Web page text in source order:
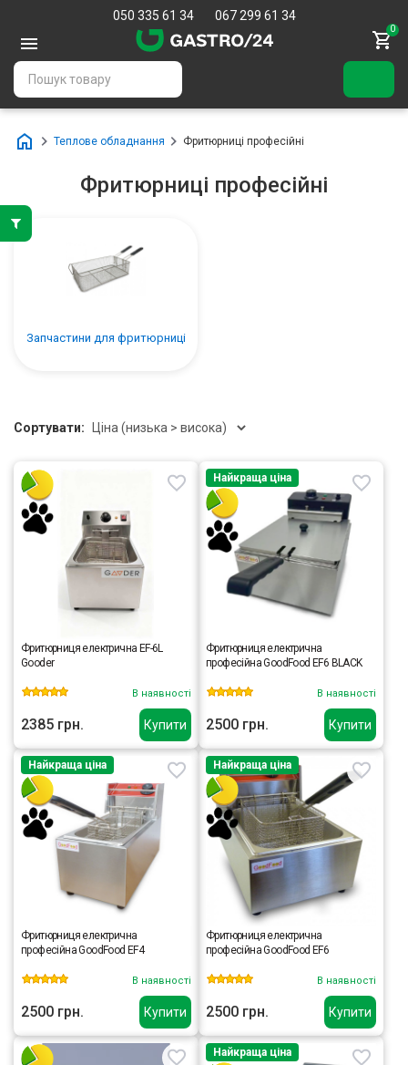
050 335 61 34 067 299 61 34
0
Теплове обладнання Фритюрниці професійні
Фритюрниці професійні
Запчастини для фритюрниці
Сортувати:
Купити
Фритюрниця електрична EF-6L
Gooder
В наявності
2385 грн. Купити
Найкраща ціна
Фритюрниця електрична
професійна GoodFood EF6 BLACK
В наявності
2500 грн.
Купити
Найкраща ціна
Фритюрниця електрична
професійна GoodFood EF4
В наявності
2500 грн. Купити
Найкраща ціна
Фритюрниця електрична
професійна GoodFood EF6
В наявності
2500 грн.
Найкраща ціна